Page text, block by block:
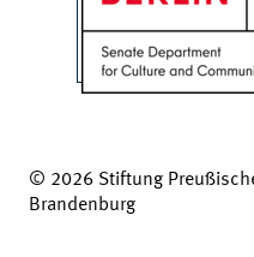
© 2026 Stiftung
Brandenburg